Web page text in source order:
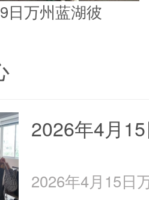
日万州蓝湖彼
2026年4月